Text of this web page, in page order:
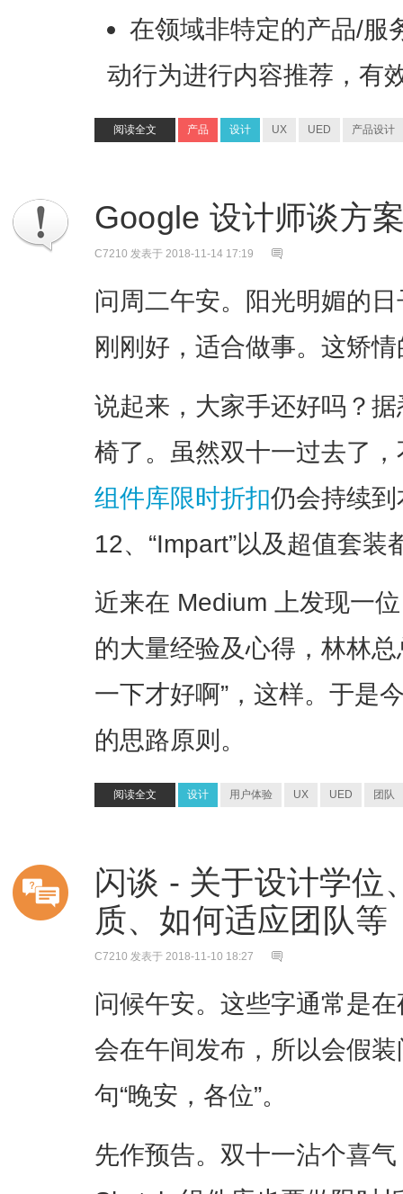
在领域非特定的产品/服
动行为进行内容推荐，有
阅读全文 产品 设计 UX UED 产品设计
Google 设计师谈方
C7210 发表于 2018-11-14 17:19
问周二午安。阳光明媚的
刚刚好，适合做事。这矫
说起来，大家手还好吗？
椅了。虽然双十一过去了
组件库限时折扣仍会持续
12、“Impart”以及超值套
近来在 Medium 上发现一
的大量经验及心得，林林
一下才好啊”，这样。于是
的思路原则。
阅读全文 设计 用户体验 UX UED 团队
闪谈 - 关于设计学位
质、如何适应团队等
C7210 发表于 2018-11-10 18:27
问候午安。这些字通常是
会在午间发布，所以会假
句“晚安，各位”。
先作预告。双十一沾个喜